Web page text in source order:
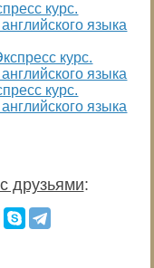
курс.
языка
курс.
языка
друзьями: